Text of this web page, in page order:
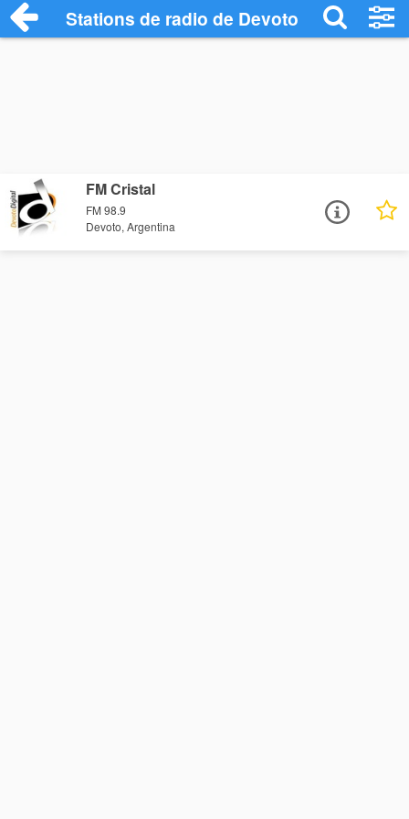
Stations de radio de Devoto
FM Cristal
FM 98.9
Devoto, Argentina